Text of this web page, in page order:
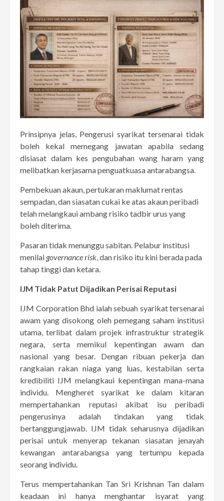
Prinsipnya jelas, Pengerusi syarikat tersenarai tidak
boleh kekal memegang jawatan apabila sedang
disiasat dalam kes pengubahan wang haram yang
melibatkan kerjasama penguatkuasa antarabangsa.
Pembekuan akaun, pertukaran maklumat rentas
sempadan, dan siasatan cukai ke atas akaun peribadi
telah melangkaui ambang risiko tadbir urus yang
boleh diterima.
Pasaran tidak menunggu sabitan. Pelabur institusi
menilai governance risk , dan risiko itu kini berada pada
tahap tinggi dan ketara.
IJM Tidak Patut Dijadikan Perisai Reputasi
IJM Corporation Bhd ialah sebuah syarikat tersenarai
awam yang disokong oleh pemegang saham institusi
utama, terlibat dalam projek infrastruktur strategik
negara, serta memikul kepentingan awam dan
nasional yang besar. Dengan ribuan pekerja dan
rangkaian rakan niaga yang luas, kestabilan serta
kredibiliti IJM melangkaui kepentingan mana-mana
individu. Mengheret syarikat ke dalam kitaran
mempertahankan reputasi akibat isu peribadi
pengerusinya adalah tindakan yang tidak
bertanggungjawab. IJM tidak seharusnya dijadikan
perisai untuk menyerap tekanan siasatan jenayah
kewangan antarabangsa yang tertumpu kepada
seorang individu.
Terus mempertahankan Tan Sri Krishnan Tan dalam
keadaan ini hanya menghantar isyarat yang